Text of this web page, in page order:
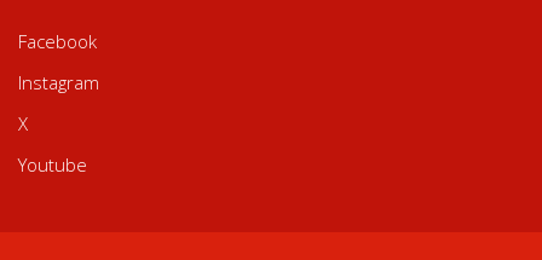
Facebook
Instagram
X
Youtube